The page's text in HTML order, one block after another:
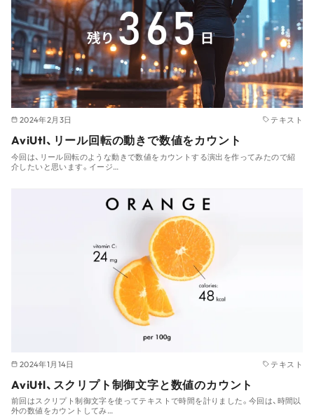
2024年2月3日 テキスト
AviUtl、リール回転の動きで数値をカウント
今回は、リール回転のような動きで数値をカウントする演出を作ってみたので紹
介したいと思います。イージ…
2024年1月14日 テキスト
AviUtl、スクリプト制御文字と数値のカウント
前回はスクリプト制御文字を使ってテキストで時間を計りました。今回は、時間以
外の数値をカウントしてみ…